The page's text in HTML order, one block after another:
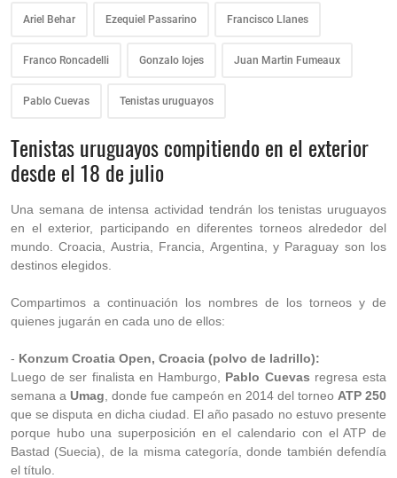
Ariel Behar Ezequiel Passarino Francisco Llanes
Franco Roncadelli Gonzalo Iojes Juan Martin Fumeaux
Pablo Cuevas Tenistas uruguayos
Tenistas uruguayos compitiendo en el exterior
desde el 18 de julio
Una semana de intensa actividad tendrán los tenistas uruguayos
en el exterior, participando en diferentes torneos alrededor del
mundo. Croacia, Austria, Francia, Argentina, y Paraguay son los
destinos elegidos.
Compartimos a continuación los nombres de los torneos y de
quienes jugarán en cada uno de ellos:
- Konzum Croatia Open, Croacia (polvo de ladrillo):
Luego de ser finalista en Hamburgo, Pablo Cuevas regresa esta
semana a Umag , donde fue campeón en 2014 del torneo ATP 250
que se disputa en dicha ciudad. El año pasado no estuvo presente
porque hubo una superposición en el calendario con el ATP de
Bastad (Suecia), de la misma categoría, donde también defendía
el título.